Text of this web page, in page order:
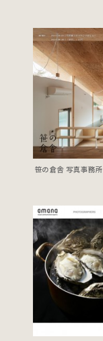
笹の倉舎 写真事務所